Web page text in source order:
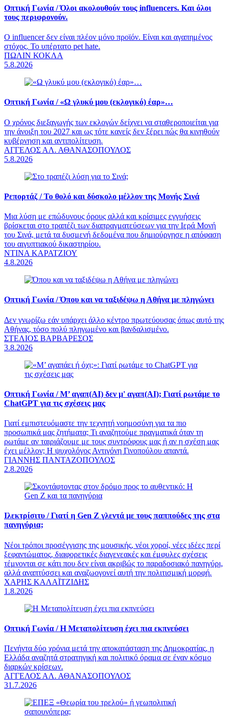
Οπτική Γωνία /Όλοι ακολουθούν τους influencers. Και όλοι
τους περιφρονούν.
Ο influencer δεν είναι πλέον μόνο προϊόν. Είναι και αγαπημένος
στόχος. Το υπέρτατο pet hate.
ΠΩΛΙΝ ΚΟΚΛΑ
5.8.2026
Οπτική Γωνία / «Ω γλυκύ μου (εκλογικό) έαρ»…
Ο χρόνος διεξαγωγής των εκλογών δείχνει να σταθεροποιείται για
την άνοιξη του 2027 και ως τότε κανείς δεν ξέρει πώς θα κινηθούν
κυβέρνηση και αντιπολίτευση.
ΑΓΓΕΛΟΣ ΑΛ. ΑΘΑΝΑΣΟΠΟΥΛΟΣ
5.8.2026
Ρεπορτάζ /Το θολό και δύσκολο μέλλον της Μονής Σινά
Μια λύση με επώδυνους όρους αλλά και κρίσιμες εγγυήσεις
βρίσκεται στο τραπέζι των διαπραγματεύσεων για την Ιερά Μονή
του Σινά, μετά τα δυσμενή δεδομένα που δημιούργησε η απόφαση
του αιγυπτιακού δικαστηρίου.
ΝΤΙΝΑ ΚΑΡΑΤΖΙΟΥ
4.8.2026
Οπτική Γωνία /Όπου και να ταξιδέψω η Αθήνα με πληγώνει
Δεν γνωρίζω εάν υπάρχει άλλο κέντρο πρωτεύουσας όπως αυτό της
Αθήνας, τόσο πολύ πληγωμένο και βανδαλισμένο.
ΣΤΕΛΙΟΣ ΒΑΡΒΑΡΕΣΟΣ
3.8.2026
Οπτική Γωνία /Μ’ αγαπ(AI) δεν μ' αγαπ(ΑΙ); Γιατί ρωτάμε το
ChatGPT για τις σχέσεις μας
Γιατί εμπιστευόμαστε την τεχνητή νοημοσύνη για τα πιο
προσωπικά μας ζητήματα; Τι αναζητούμε πραγματικά όταν τη
ρωτάμε αν ταιριάζουμε με τους συντρόφους μας ή αν η σχέση μας
έχει μέλλον; Η ψυχολόγος Αντιγόνη Γινοπούλου απαντά.
ΓΙΑΝΝΗΣ ΠΑΝΤΑΖΟΠΟΥΛΟΣ
2.8.2026
Ιλεκτρίσιτυ /Γιατί η Gen Z γλεντά με τους παππούδες της στα
πανηγύρια;
Νέοι τρόποι προσέγγισης της μουσικής, νέοι χοροί, νέες ιδέες περί
ξεφαντώματος, διαφορετικές διαγενεακές και έμφυλες σχέσεις
τέμνονται σε κάτι που δεν είναι ακριβώς το παραδοσιακό πανηγύρι,
αλλά αναπτύσσει και αναζωογονεί αυτή την πολιτισμική μορφή.
ΧΑΡΗΣ ΚΑΛΑΪΤΖΙΔΗΣ
1.8.2026
Οπτική Γωνία /Η Μεταπολίτευση έχει πια εκπνεύσει
Πενήντα δύο χρόνια μετά την αποκατάσταση της Δημοκρατίας, η
Ελλάδα αναζητά στρατηγική και πολιτικό όραμα σε έναν κόσμο
διαρκών κρίσεων.
ΑΓΓΕΛΟΣ ΑΛ. ΑΘΑΝΑΣΟΠΟΥΛΟΣ
31.7.2026